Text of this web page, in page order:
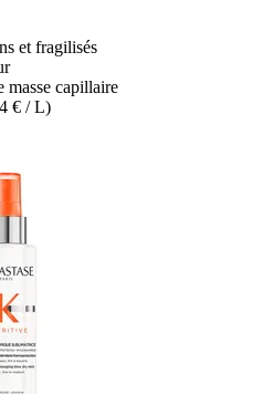
et fragilisés
masse capillaire
€ / L)